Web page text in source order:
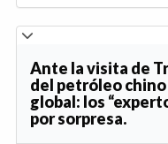
Ante la visita de
del petróleo chino
global: los
por sorpresa.